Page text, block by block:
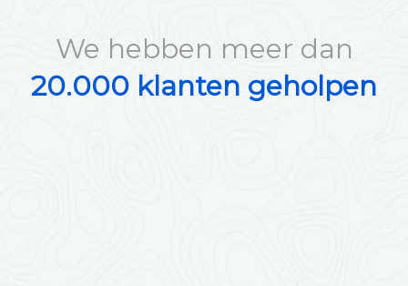
We hebben meer dan
20.000 klanten geholpen